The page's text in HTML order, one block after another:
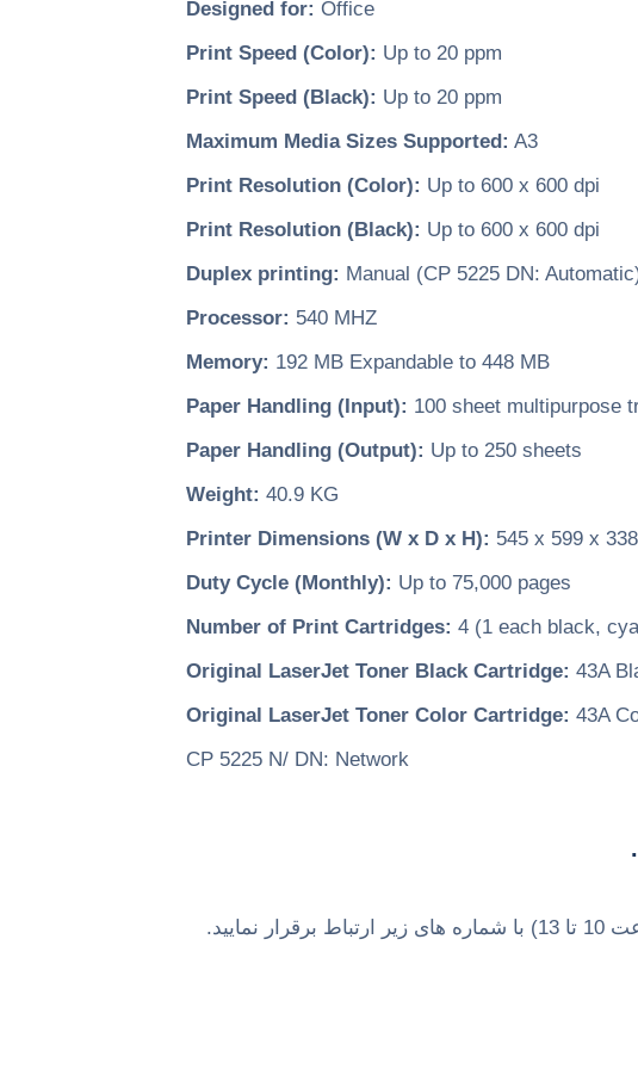
Designed for: Office
Print Speed (Color): Up to 20 ppm
Print Speed (Black): Up to 20 ppm
Maximum Media Sizes Supported: A3
Print Resolution (Color): Up to 600 x 600 dpi
Print Resolution (Black): Up to 600 x 600 dpi
Duplex printing: Manual (CP 5225 DN:
Processor: 540 MHZ
Memory: 192 MB Expandable to 448 MB
Paper Handling (Input): 100 sheet multipurpose
Paper Handling (Output): Up to 250 sheets
Weight: 40.9 KG
Printer Dimensions (W x D x H): 545 x 599 x
Duty Cycle (Monthly): Up to 75,000 pages
Number of Print Cartridges: 4 (1 each black,
Original LaserJet Toner Black Cartridge: 43A
Original LaserJet Toner Color Cartridge: 43A
CP 5225 N/ DN: Network